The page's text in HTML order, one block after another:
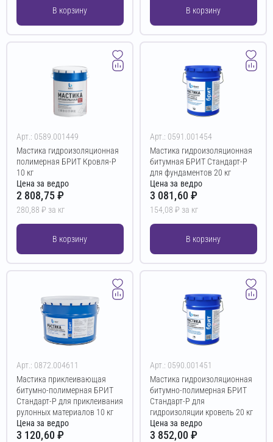
В корзину В корзину
Арт.: 0589.001449
Мастика гидроизоляционная
полимерная БРИТ Кровля-Р
10 кг
Цена за ведро
2 808,75 ₽
280,88 ₽ за кг
В корзину
Арт.: 0591.001454
Мастика гидроизоляционная
битумная БРИТ Стандарт-Р
для фундаментов 20 кг
Цена за ведро
3 081,60 ₽
154,08 ₽ за кг
В корзину
Арт.: 0872.004611
Мастика приклеивающая
битумно-полимерная БРИТ
Стандарт-Р для приклеивания
рулонных материалов 10 кг
Цена за ведро
3 120,60 ₽
Арт.: 0590.001451
Мастика гидроизоляционная
битумно-полимерная БРИТ
Стандарт-Р для
гидроизоляции кровель 20 кг
Цена за ведро
3 852,00 ₽